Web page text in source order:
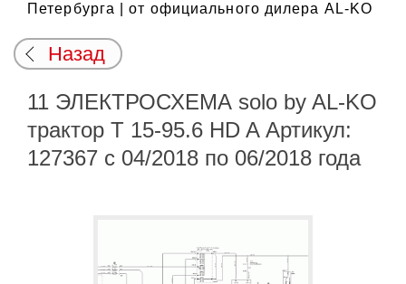
Петербурга | от официального дилера AL-KO
Назад
11 ЭЛЕКТРОСХЕМА solo by AL-KO
трактор T 15-95.6 HD A Артикул:
127367 с 04/2018 по 06/2018 года